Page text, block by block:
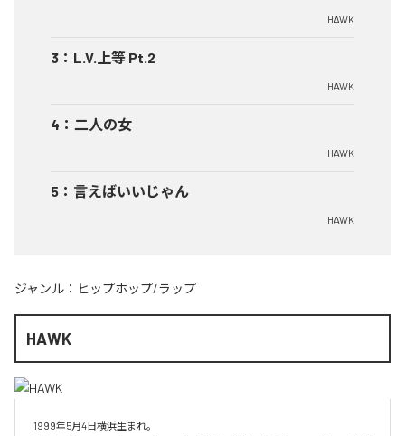
HAWK
3 ： L.V.上等 Pt.2
HAWK
4 ： 二人の女
HAWK
5 ： 言えばいいじゃん
HAWK
ジャンル： ヒップホップ/ラップ
HAWK
1999年5月4日横浜生まれ。